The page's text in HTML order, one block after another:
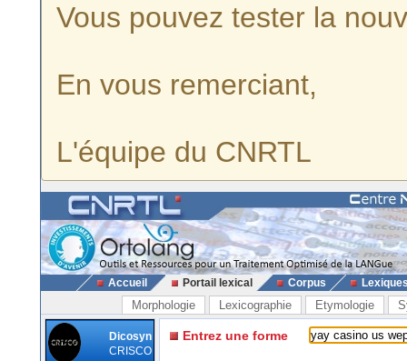
Vous pouvez tester la
En vous remerciant,
L'équipe du CNRTL
Accueil Portail lexical Corpus
Morphologie Lexicographie Etymologie
Dicosyn
CRISCO
Entrez une forme